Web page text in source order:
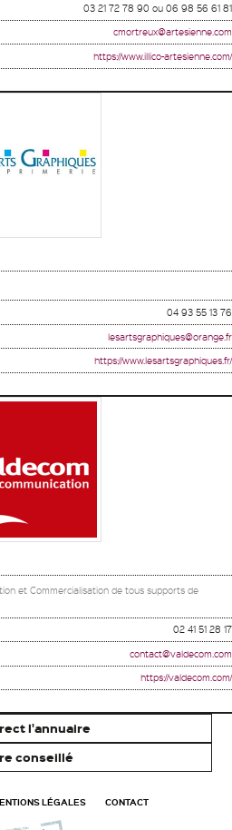
03 21 72 78 90 ou 06 98 56 61 81
cmortreux@artesienne.com
https://www.illico-artesienne.com/
04 93 55 13 76
lesartsgraphiques@orange.fr
https://www.lesartsgraphiques.fr/
et Commercialisation de tous supports de
02 41 51 28 17
contact@valdecom.com
https://valdecom.com/
l'annuaire
conseillé
LÉGALES CONTACT